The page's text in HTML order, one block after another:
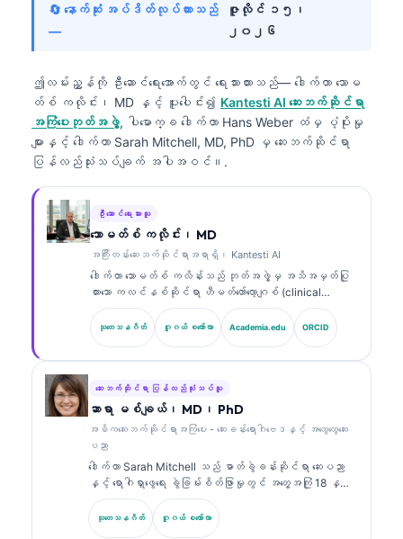
🔄 နောက်ဆုံး အပ်ဒိတ်လုပ်ထားသည်
—
ဇူလိုင် ၁၅၊
၂၀၂၆
ဤလမ်းညွှန်ကို ဦးဆောင်ရေးအောက်တွင် ရေးသားထားသည်— ဒေါက်တာ သောမ
တ်စ် ကလိုင်း၊ MD နှင့် ပူးပေါင်း၍ Kantesti AI ဆေးဘက်ဆိုင်ရာ
အကြံပေးဘုတ်အဖွဲ့, ပါမောက္ခ ဒေါက်တာ Hans Weber ထံမှ ပံ့ပိုးမှု
များနှင့် ဒေါက်တာ Sarah Mitchell, MD, PhD မှ ဆေးဘက်ဆိုင်ရာ
ပြန်လည်သုံးသပ်ချက် အပါအဝင်။.
ဦးဆောင်ရေးသားသူ
သောမတ်စ် ကလိုင်း၊ MD
အကြီးတန်းဆေးဘက်ဆိုင်ရာအရာရှိ၊ Kantesti AI
ဒေါက်တာ သောမတ်စ် ကလိန်းသည် ဘုတ်အဖွဲ့မှ အသိအမှတ်ပြု
ထားသော ကလင်နစ်ဆိုင်ရာ ဟီမတ်တော်လော့ဂျစ် (clinical
hematologist) နှင့် အတွင်းလူနာဆိုင်ရာ ဆရာဝန်
(internist) ဖြစ်ပြီး ဓာတ်ခွဲခန်းဆိုင်ရာ ဆေးပညာနှင့် AI
အကူအညီဖြင့် ကလင်နစ်ဆိုင်ရာ ခွဲခြမ်းစိတ်ဖြာမှုတွင်
အဖြစ် သူသည် ပိုင်ဆိုင်မှုဆိုင်ရာ အာရုံကြောကွန်ရက်
(proprietary neural network) ၏ ဆေးဘက်ဆိုင်ရာ တိကျမှုကို
စောင့်ကြည့်ကြီးကြပ်ပေးသည်။ ဒေါက်တာ ကလိန်းသည် ဇီဝ
အမှတ်အသား (biomarker) အဓိပ္ပာယ်ဖော်ခြင်းနှင့်
ဓာတ်ခွဲခန်းဆိုင်ရာ ရောဂါရှာဖွေခြင်း (laboratory
diagnostics) တို့နှင့်ပတ်သက်၍ ဓာတ်ခွဲခန်းဆိုင်ရာ ဆေး
ပညာဆိုင်ရာ ခေါင်းစဉ်များအပေါ်တွင် အကြိမ်ကြိမ် ထုတ်ဝေခဲ့
သည်။.
သုတေသနဂိတ် ဂူဂယ် စကော်လာ Academia.edu ORCID
ဆေးဘက်ဆိုင်ရာ ပြန်လည်သုံးသပ်သူ
ဆာရာ မစ်ချယ်၊ MD၊ PhD
အဓိကဆေးဘက်ဆိုင်ရာအကြံပေး - ဆေးခန်းရောဂါဗေဒနှင့် အထွေထွေဆေး
ပညာ
ဒေါက်တာ Sarah Mitchell သည် ဓာတ်ခွဲခန်းဆိုင်ရာ ဆေးပညာ
နှင့် ရောဂါရှာဖွေရေး ခွဲခြမ်းစိတ်ဖြာမှုတွင် အတွေ့အကြုံ 18 နှစ်
ကျော်ရှိသော ဘုတ်အဖွဲ့မှ အသိအမှတ်ပြု ကလင်နစ် ပက်သော်လော်
ဂျစ် (clinical pathologist) ဖြစ်သည်။ သူမသည် clinical
chemistry တွင် အထူးပြု အသိအမှတ်ပြုလက်မှတ်များကို ကိုင်
သုတေသနဂိတ် ဂူဂယ် စကော်လာ